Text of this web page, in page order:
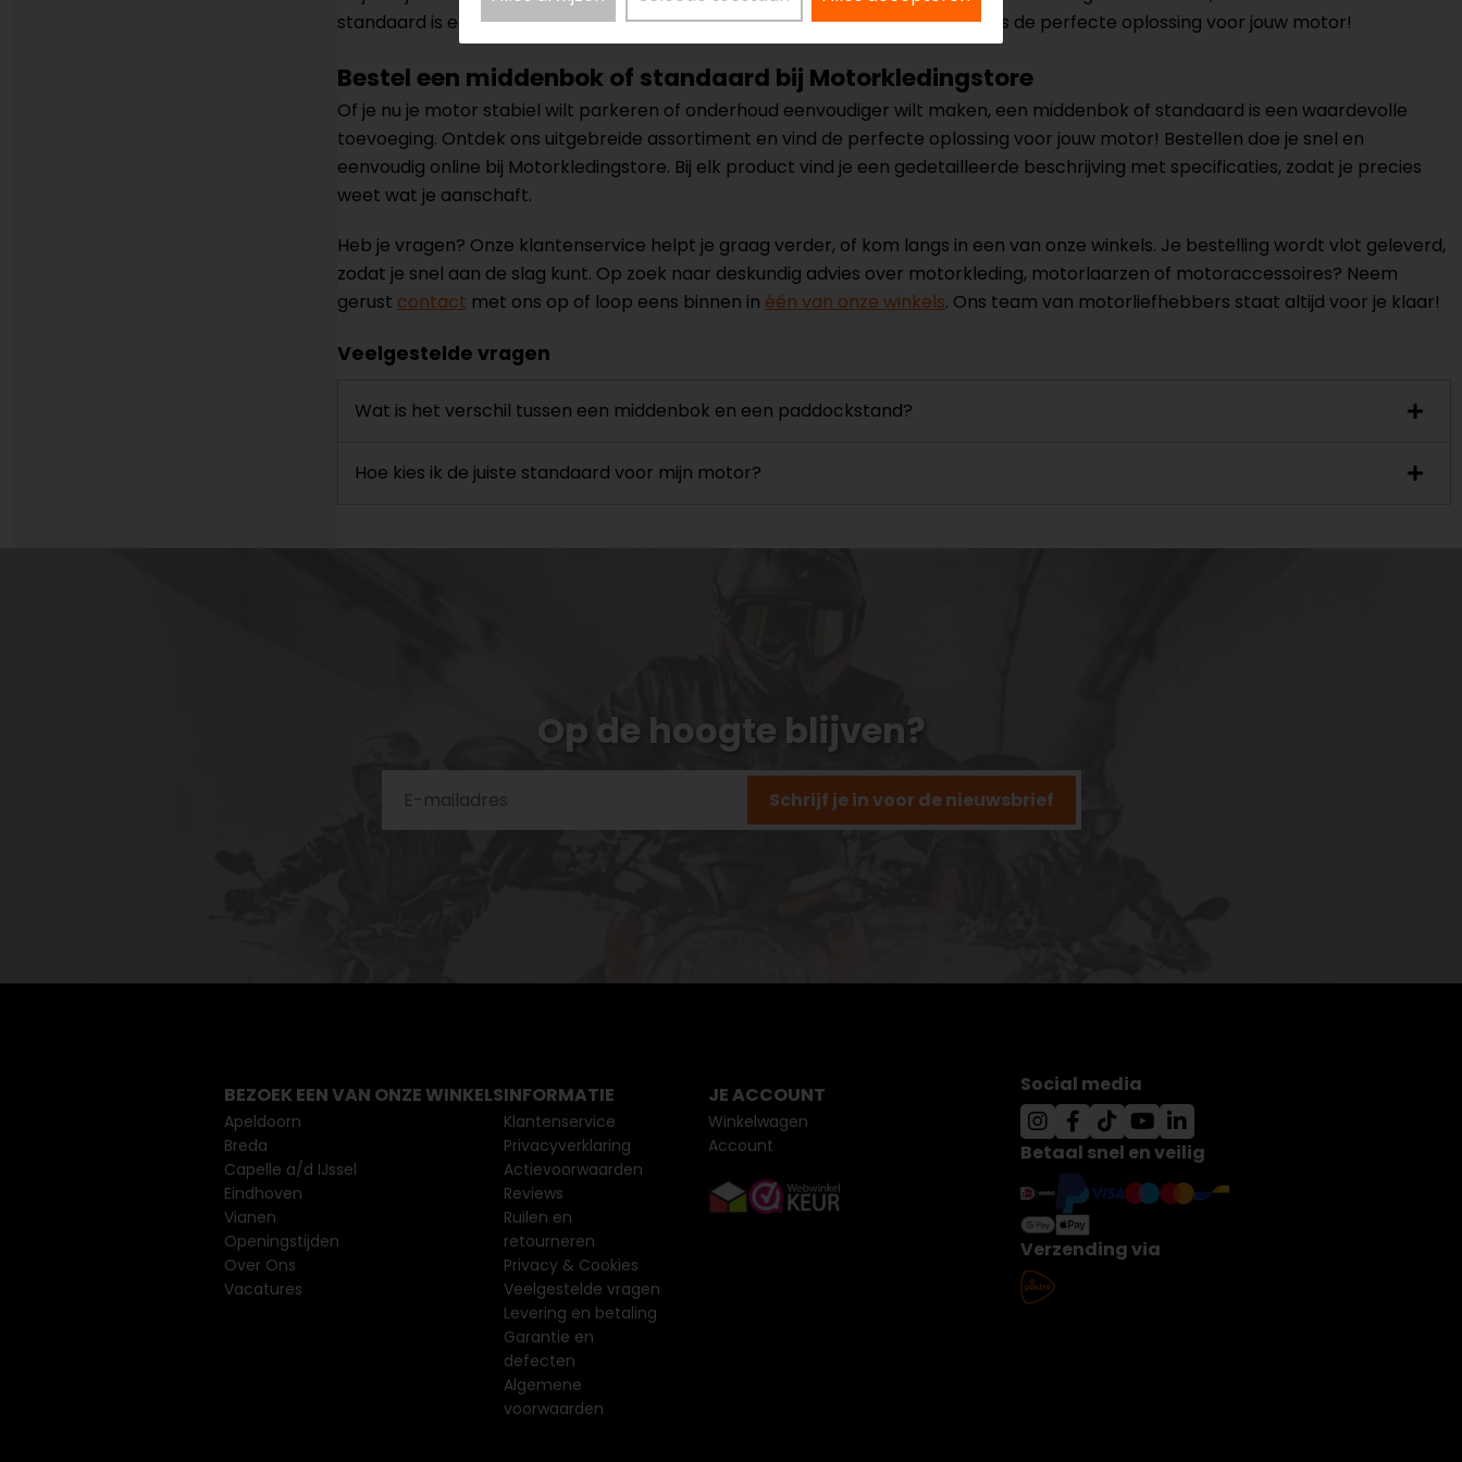
standaard is een slimme investering. Bekijk ons uitgebreide assortiment en kies de perfecte oplossing voor jouw motor!
Bestel een middenbok of standaard bij Motorkledingstore
Of je nu je motor stabiel wilt parkeren of onderhoud eenvoudiger wilt maken, een middenbok of standaard is een waardevolle
toevoeging. Ontdek ons uitgebreide assortiment en vind de perfecte oplossing voor jouw motor! Bestellen doe je snel en
eenvoudig online bij Motorkledingstore. Bij elk product vind je een gedetailleerde beschrijving met specificaties, zodat je precies
weet wat je aanschaft.
Heb je vragen? Onze klantenservice helpt je graag verder, of kom langs in een van onze winkels. Je bestelling wordt vlot geleverd,
zodat je snel aan de slag kunt. Op zoek naar deskundig advies over motorkleding, motorlaarzen of motoraccessoires? Neem
gerust contact met ons op of loop eens binnen in één van onze winkels. Ons team van motorliefhebbers staat altijd voor je klaar!
Veelgestelde vragen
Wat is het verschil tussen een middenbok en een paddockstand?
Hoe kies ik de juiste standaard voor mijn motor?
Op de hoogte blijven?
Schrijf je in voor de nieuwsbrief
BEZOEK EEN VAN ONZE WINKELS
Apeldoorn
Breda
Capelle a/d IJssel
Eindhoven
Vianen
Openingstijden
Over Ons
Vacatures
INFORMATIE
Klantenservice
Privacyverklaring
Actievoorwaarden
Reviews
Ruilen en
retourneren
Privacy & Cookies
Veelgestelde vragen
Levering en betaling
Garantie en
defecten
Algemene
voorwaarden
JE ACCOUNT
Winkelwagen
Account
Social media
Betaal snel en veilig
Verzending via